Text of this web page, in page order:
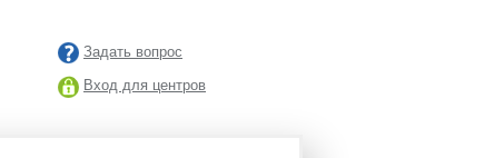
Задать вопрос
Вход для центров